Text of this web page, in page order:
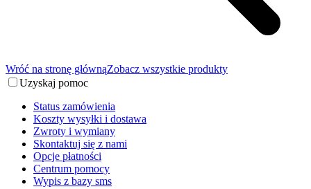
Wróć na stronę głównąZobacz wszystkie produkty
Uzyskaj pomoc
Status zamówienia
Koszty wysyłki i dostawa
Zwroty i wymiany
Skontaktuj się z nami
Opcje płatności
Centrum pomocy
Wypis z bazy sms